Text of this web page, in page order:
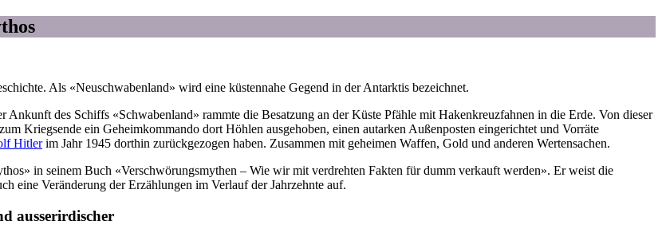
Als «Neuschwabenland» wird eine küstennahe Gegend in der Antarktis bezeichnet.
des Schiffs «Schwabenland» rammte die Besatzung an der Küste Pfähle mit Hakenkreuzfahnen in die Erde. Von dieser
Kriegsende ein Geheimkommando dort Höhlen ausgehoben, einen autarken Außenposten eingerichtet und Vorräte
Hitlerim Jahr 1945 dorthin zurückgezogen haben. Zusammen mit geheimen Waffen, Gold und anderen Wertensachen.
in seinem Buch «Verschwörungsmythen – Wie wir mit verdrehten Fakten für dumm verkauft werden». Er weist die
eine Veränderung der Erzählungen im Verlauf der Jahrzehnte auf.
ausserirdischer